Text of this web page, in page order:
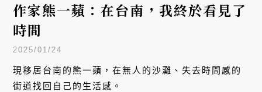
作家熊一蘋：在台南，我終於看見了
時間
2025/01/24
現移居台南的熊一蘋，在無人的沙灘、失去時間感的
街道找回自己的生活感。